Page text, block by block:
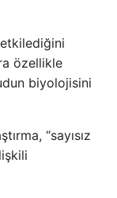
özellikle
biyolojisini
“sayısız